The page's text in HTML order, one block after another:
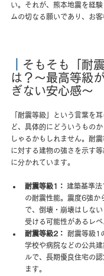
い。それが、熊本地震を経
ムの切なる願いであり、お客
そもそも「耐
は？～最高等級
ぎない安心感～
「耐震等級」という言葉を
ど、具体的にどういうもの
しゃるかもしれません。耐
に対する建物の強さを示す
に分かれています。
耐震等級1： 建築基準法
の耐震性能。震度6強か
で、倒壊・崩壊はしな
受ける可能性があるレベ
耐震等級2：
耐震等級1
学校や病院などの公共
ルで、長期優良住宅の
ます。